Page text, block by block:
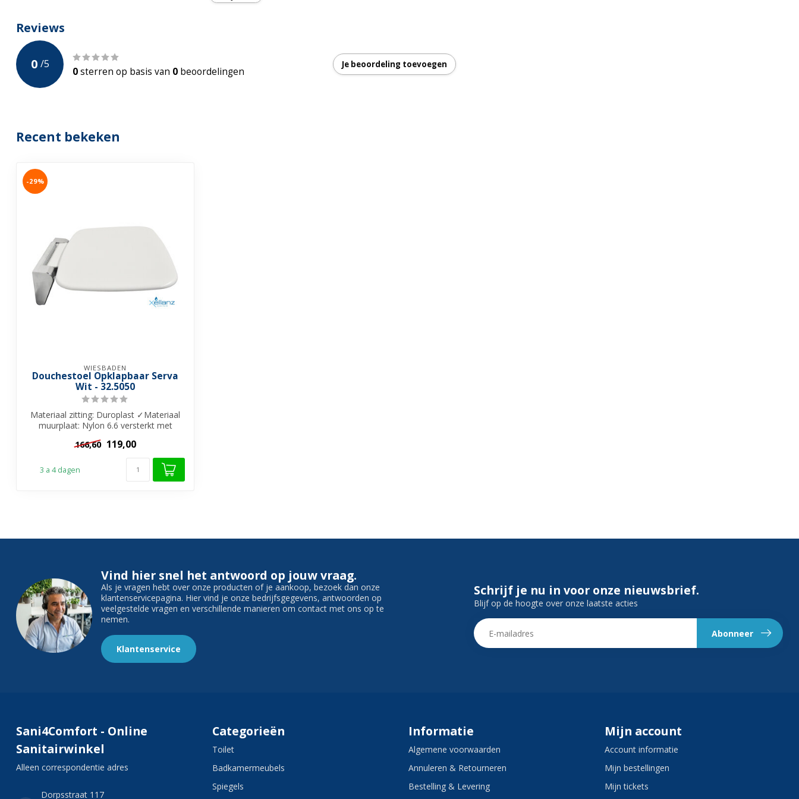
Garantie
Reviews
0 /5
0sterren op basis van 0 beoordelingen
Je beoordeling toevoegen
Recent bekeken
-29%
WIESBADEN
Douchestoel Opklapbaar Serva
Wit - 32.5050
Materiaal zitting: Duroplast ✓Materiaal
muurplaat: Nylon 6.6 versterkt met
166,60 119,00
3 a 4 dagen
Vind hier snel het antwoord op jouw vraag.
Als je vragen hebt over onze producten of je aankoop, bezoek dan onze
klantenservicepagina. Hier vind je onze bedrijfsgegevens, antwoorden op
veelgestelde vragen en verschillende manieren om contact met ons op te
nemen.
Klantenservice
Schrijf je nu in voor onze nieuwsbrief.
Blijf op de hoogte over onze laatste acties
Abonneer
Sani4Comfort - Online
Sanitairwinkel
Alleen correspondentie adres
Dorpsstraat 117
Categorieën
Toilet
Badkamermeubels
Spiegels
Informatie
Algemene voorwaarden
Annuleren & Retourneren
Bestelling & Levering
Mijn account
Account informatie
Mijn bestellingen
Mijn tickets